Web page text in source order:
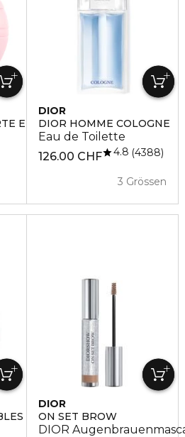
EDITION
DIOR
DIOR HOMME COLOGNE
Eau de Toilette
126.00 CHF
3 Grössen
4.8 4388
DIOR
ON SET BROW
DIOR